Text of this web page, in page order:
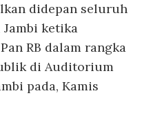
didepan seluruh
ketika
RB dalam rangka
di Auditorium
pada, Kamis